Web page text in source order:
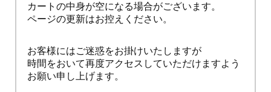
カートの中身が空になる場合がございます。
ページの更新はお控えください。
お客様にはご迷惑をお掛けいたしますが
時間をおいて再度アクセスしていただけますよう
お願い申し上げます。